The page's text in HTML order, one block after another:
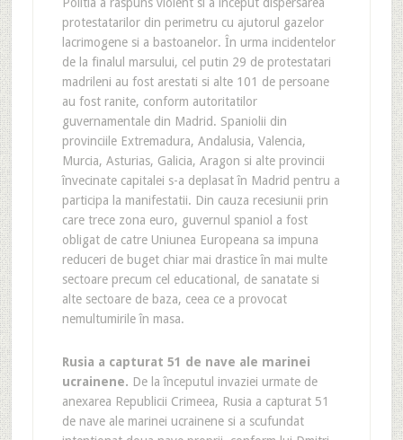
protestatarilor din perimetru cu ajutorul gazelor
lacrimogene si a bastoanelor. În urma incidentelor
de la finalul marsului, cel putin 29 de protestatari
madrileni au fost arestati si alte 101 de persoane
au fost ranite, conform autoritatilor
guvernamentale din Madrid. Spaniolii din
provinciile Extremadura, Andalusia, Valencia,
Murcia, Asturias, Galicia, Aragon si alte provincii
învecinate capitalei s-a deplasat în Madrid pentru a
participa la manifestatii. Din cauza recesiunii prin
care trece zona euro, guvernul spaniol a fost
obligat de catre Uniunea Europeana sa impuna
reduceri de buget chiar mai drastice în mai multe
sectoare precum cel educational, de sanatate si
alte sectoare de baza, ceea ce a provocat
nemultumirile în masa.
Rusia a capturat 51 de nave ale marinei
ucrainene. De la începutul invaziei urmate de
anexarea Republicii Crimeea, Rusia a capturat 51
de nave ale marinei ucrainene si a scufundat